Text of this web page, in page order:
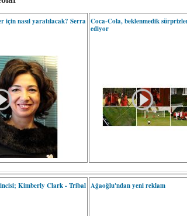
için nasıl yaratılacak? Serra Coca-Cola, beklenmedik
ediyor
Kimberly Clark - Tribal Ağaoğlu'ndan yeni reklam